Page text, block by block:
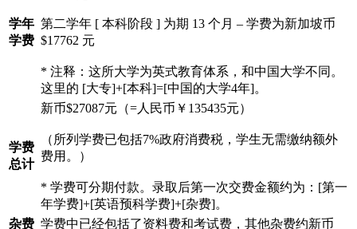
学年
学费
第二学年 [ 本科阶段 ] 为期 13 个月 – 学费为新加坡币
$17762 元
* 注释：这所大学为英式教育体系，和中国大学不同。
这里的 [大专]+[本科]=[中国的大学4年]。
学费
总计
新币$27087元（=人民币￥135435元）
（所列学费已包括7%政府消费税，学生无需缴纳额外
费用。）
* 学费可分期付款。录取后第一次交费金额约为：[第一
年学费]+[英语预科学费]+[杂费]。
杂费 学费中已经包括了资料费和考试费，其他杂费约新币